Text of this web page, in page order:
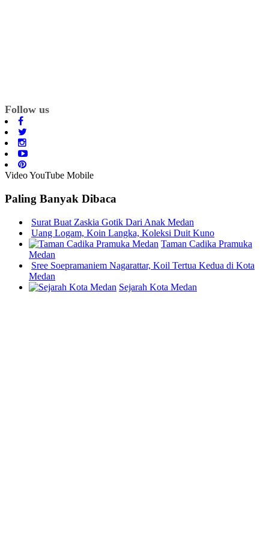
Follow us
Video YouTube Mobile
Paling Banyak Dibaca
Surat Buat Zaskia Gotik Dari Anak Medan
Uang Logam, Koin Langka, Koleksi Duit Kuno
Taman Cadika Pramuka
Medan
Sree Soepramaniem Nagarattar, Koil Tertua Kedua di Kota
Medan
Sejarah Kota Medan